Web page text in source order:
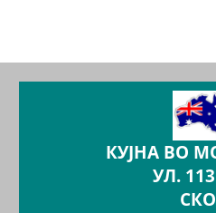
КУЈНА ВО
УЛ.